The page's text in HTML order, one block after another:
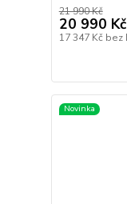
21 990 Kč
20 990 Kč
17 347 Kč bez
Novinka